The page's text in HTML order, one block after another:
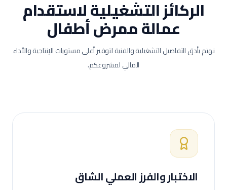
الركائز التشغيلية لاستقدام
عمالةممرض أطفال
نهتم بأدق التفاصيل التشغيلية والفنية لتوفير أعلى مستويات الإنتاجية والأداء
المالي لمشروعكم.
الاختبار والفرز العملي الشاق